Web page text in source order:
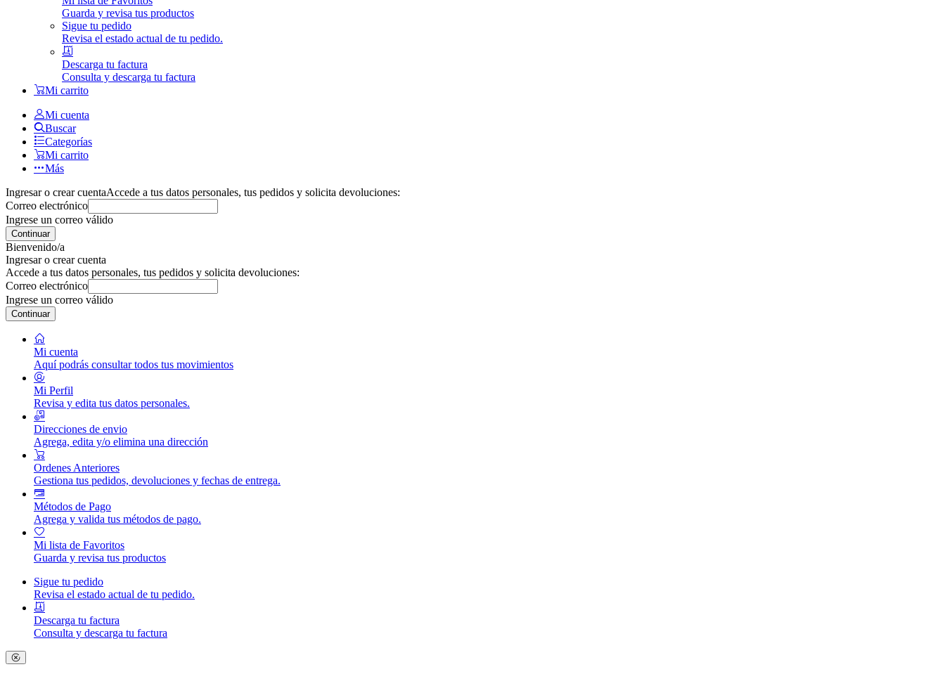
Guarda y revisa tus productos
Sigue tu pedido
Revisa el estado actual de tu pedido.
Descarga tu factura
Consulta y descarga tu factura
Mi carrito
Mi cuenta
Buscar
Categorías
Mi carrito
Más
Ingresar o crear cuentaAccede a tus datos personales, tus pedidos y solicita devoluciones:
Correo electrónico
Ingrese un correo válido
Continuar
Bienvenido/a
Ingresar o crear cuenta
Accede a tus datos personales, tus pedidos y solicita devoluciones:
Correo electrónico
Ingrese un correo válido
Continuar
Mi cuenta
Aquí podrás consultar todos tus movimientos
Mi Perfil
Revisa y edita tus datos personales.
Direcciones de envio
Agrega, edita y/o elimina una dirección
Ordenes Anteriores
Gestiona tus pedidos, devoluciones y fechas de entrega.
Métodos de Pago
Agrega y valida tus métodos de pago.
Mi lista de Favoritos
Guarda y revisa tus productos
Sigue tu pedido
Revisa el estado actual de tu pedido.
Descarga tu factura
Consulta y descarga tu factura